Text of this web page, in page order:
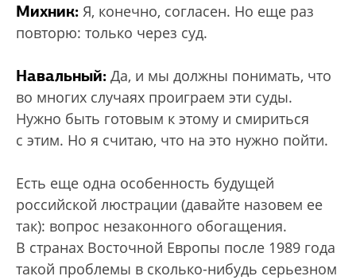
Михник: Я, конечно, согласен. Но еще раз
повторю: только через суд.
Навальный: Да, и мы должны понимать, что
во многих случаях проиграем эти суды.
Нужно быть готовым к этому и смириться
с этим. Но я считаю, что на это нужно пойти.
Есть еще одна особенность будущей
российской люстрации (давайте назовем ее
так): вопрос незаконного обогащения.
В странах Восточной Европы после 1989 года
такой проблемы в сколько-нибудь серьезном